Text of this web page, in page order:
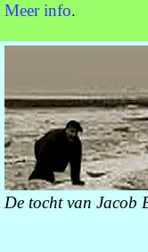
Meer info.
De tocht van Jacob